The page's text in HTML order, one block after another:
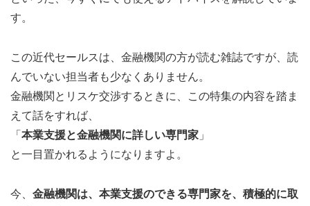
す。
この近代セールスは、金融機関の方が読む雑誌ですが、読
んでいない担当者も少なくありません。
金融機関とリスケ交渉するときに、この特集の内容を踏ま
えて話をすれば、
「 本業支援と金融機関に詳しい専門家 」
と一目置かれるようになりますよ。
今、 金融機関は、本業支援のできる専門家を、積極的に取